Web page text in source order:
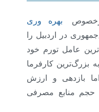
بهره وری
در اردبیل را
عامل تورم خود
بزرگ‌ترین کارفرما
بازدهی و ارزش
حجم منابع مصرفی